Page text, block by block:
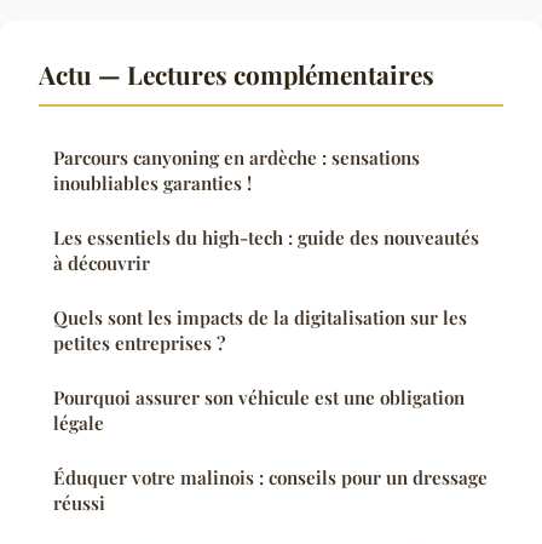
Actu — Lectures complémentaires
Parcours canyoning en ardèche : sensations
inoubliables garanties !
Les essentiels du high-tech : guide des nouveautés
à découvrir
Quels sont les impacts de la digitalisation sur les
petites entreprises ?
Pourquoi assurer son véhicule est une obligation
légale
Éduquer votre malinois : conseils pour un dressage
réussi